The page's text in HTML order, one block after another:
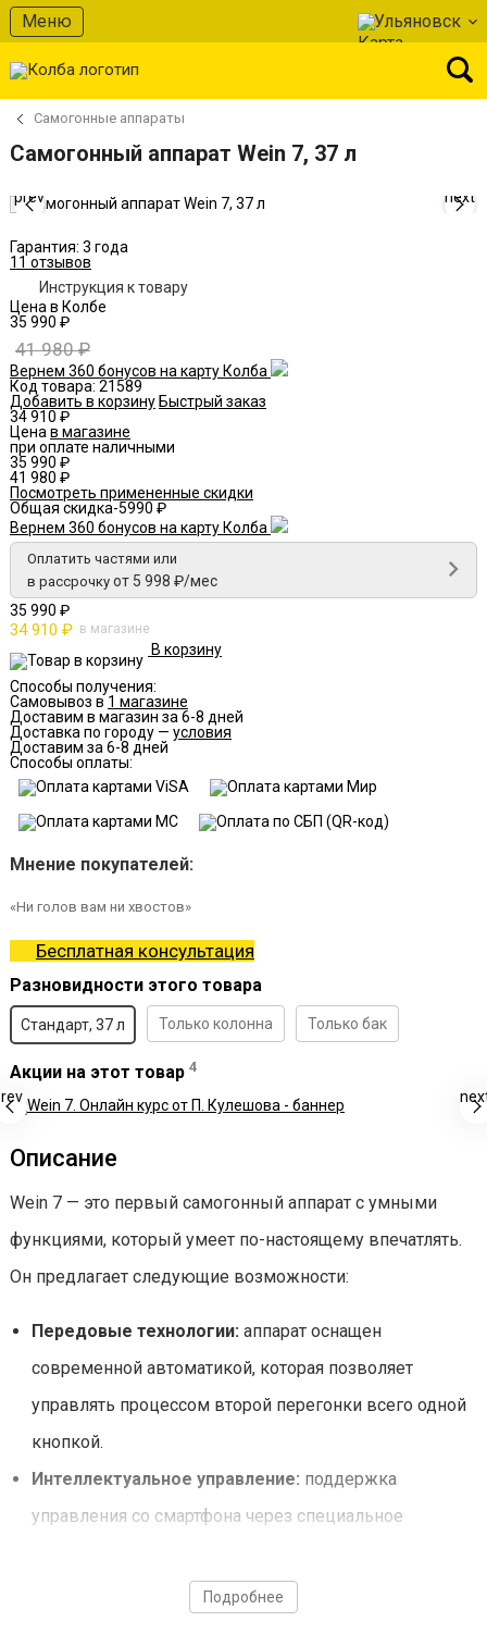
Меню Ульяновск
Самогонные аппараты
Самогонный аппарат Wein 7, 37 л
prev next
Гарантия: 3 года
11 отзывов
Инструкция к товару
Цена в Колбе
35 990 ₽
41 980 ₽
Вернем 360 бонусов на карту Колба
Код товара: 21589
В избранное
Добавить в корзину Быстрый заказ
34 910 ₽
Цена в магазине
при оплате наличными
35 990 ₽
41 980 ₽
Посмотреть примененные скидки
Общая скидка-5990 ₽
Вернем 360 бонусов на карту Колба
Оплатить частями или
в рассрочку от 5 998 ₽/мес
35 990 ₽
34 910 ₽ в магазине
В корзину
Способы получения:
Самовывоз в 1 магазине
Доставим в магазин за 6-8 дней
Доставка по городу — условия
Доставим за 6-8 дней
Способы оплаты:
Мнение покупателей:
«Ни голов вам ни хвостов»
Бесплатная консультация
Разновидности этого товара
Стандарт, 37 л Только колонна Только бак
Акции на этот товар 4
Описание
Wein 7 — это первый самогонный аппарат с умными
функциями, который умеет по-настоящему впечатлять.
Он предлагает следующие возможности:
Передовые технологии: аппарат оснащен
современной автоматикой, которая позволяет
управлять процессом второй перегонки всего одной
кнопкой.
Интеллектуальное управление: поддержка
управления со смартфона через специальное
процесс перегонки.
Подробнее